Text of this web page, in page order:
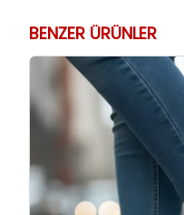
BENZER ÜRÜNLER